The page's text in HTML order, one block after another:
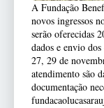
A Fundação
novos ingressos
serão oferecidas
dados e envio
27, 29 de
atendimento são
documentação